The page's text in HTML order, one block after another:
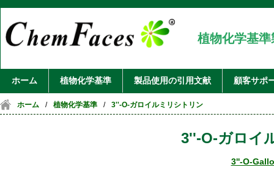
植物化学基準
ホーム 植物化学基準 製品使用の引用文献 顧客サポ
ホーム / 植物化学基準 / 3''-O-ガロイルミリシトリン
3''-O-ガロイ
3''-O-